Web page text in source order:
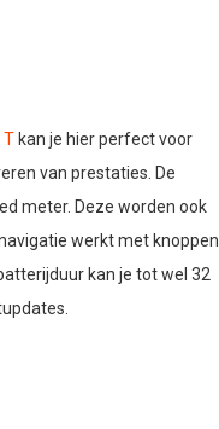
T kan je hier perfect voor
van prestaties. De
meter. Deze worden ook
werkt met knoppen
kan je tot wel 32